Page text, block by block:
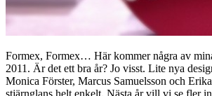
Formex, Formex… Här kommer några av
2011. Är det ett bra år? Jo visst. Lite nya
Monica Förster, Marcus Samuelsson och